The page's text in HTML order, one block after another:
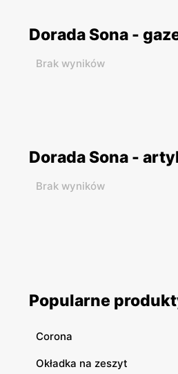
Dorada Sona -
Brak wyników
Dorada Sona -
Brak wyników
Popularne
Corona
Okładka na zeszyt